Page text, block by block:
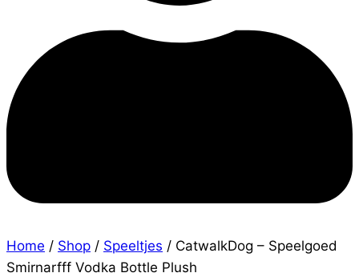
Home / Shop / Speeltjes / CatwalkDog – Speelgoed
Smirnarfff Vodka Bottle Plush